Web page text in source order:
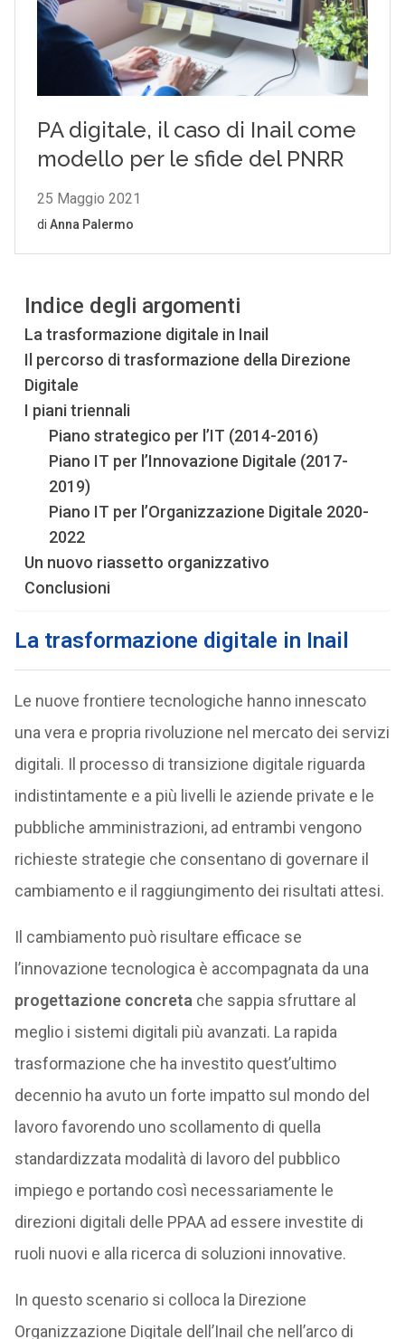
Indice degli argomenti
La trasformazione digitale in Inail
Il percorso di trasformazione della Direzione
Digitale
I piani triennali
Piano strategico per l’IT (2014-2016)
Piano IT per l’Innovazione Digitale (2017-
2019)
Piano IT per l’Organizzazione Digitale 2020-
2022
Un nuovo riassetto organizzativo
Conclusioni
La trasformazione digitale in Inail
Le nuove frontiere tecnologiche hanno innescato
una vera e propria rivoluzione nel mercato dei servizi
digitali. Il processo di transizione digitale riguarda
indistintamente e a più livelli le aziende private e le
pubbliche amministrazioni, ad entrambi vengono
richieste strategie che consentano di governare il
cambiamento e il raggiungimento dei risultati attesi.
Il cambiamento può risultare efficace se
l’innovazione tecnologica è accompagnata da una
progettazione concreta che sappia sfruttare al
meglio i sistemi digitali più avanzati. La rapida
trasformazione che ha investito quest’ultimo
decennio ha avuto un forte impatto sul mondo del
lavoro favorendo uno scollamento di quella
standardizzata modalità di lavoro del pubblico
impiego e portando così necessariamente le
direzioni digitali delle PPAA ad essere investite di
ruoli nuovi e alla ricerca di soluzioni innovative.
In questo scenario si colloca la Direzione
Organizzazione Digitale dell’Inail che nell’arco di